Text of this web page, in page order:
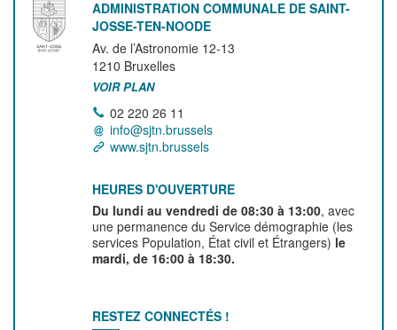
ADMINISTRATION COMMUNALE DE SAINT-
JOSSE-TEN-NOODE
Av. de l’Astronomie 12-13
1210 Bruxelles
VOIR PLAN
02 220 26 11
info@sjtn.brussels
www.sjtn.brussels
HEURES D'OUVERTURE
Du lundi au vendredi de 08:30 à 13:00, avec
une permanence du Service démographie (les
services Population, État civil et Étrangers) le
mardi, de 16:00 à 18:30.
RESTEZ CONNECTÉS !